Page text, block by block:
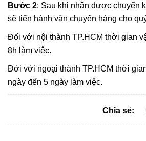
Bước 2: Sau khi nhận được chuyển
sẽ tiến hành vận chuyển hàng cho
Đối với nội thành TP.HCM thời gian
8h làm việc.
Đới với ngoại thành TP.HCM thời
ngày đến 5 ngày làm việc.
Chia sẻ: